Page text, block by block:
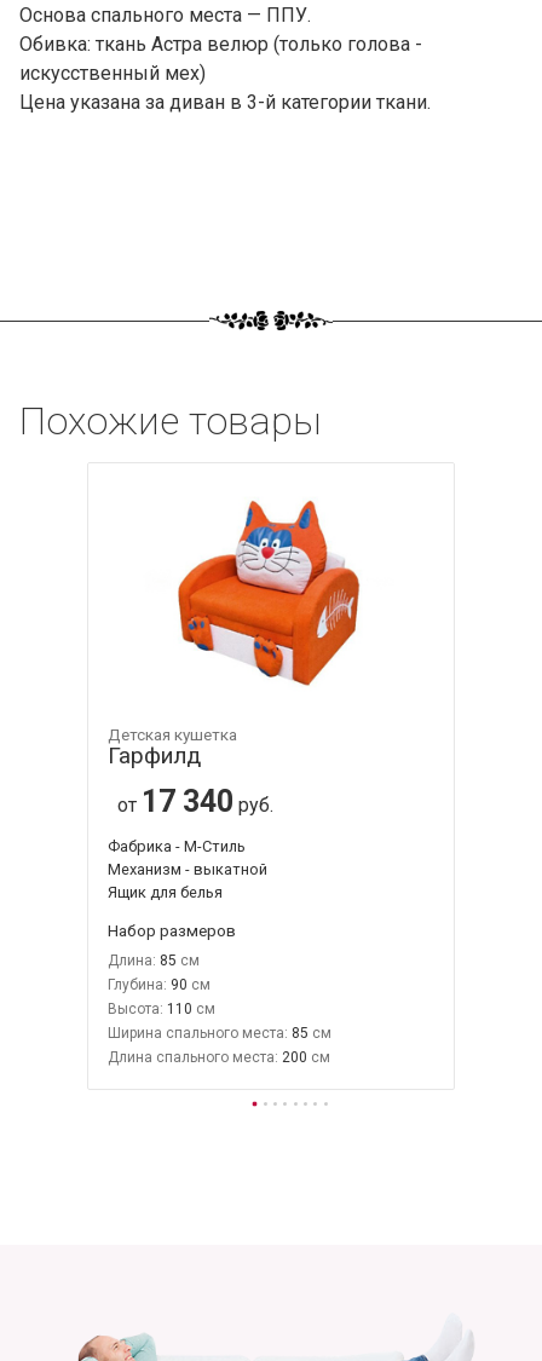
Основа спального места — ППУ.
Обивка: ткань Астра велюр (только голова -
искусственный мех)
Цена указана за диван в 3-й категории ткани.
Похожие товары
Детская кушетка
Гарфилд
от 17 340 руб.
Фабрика - М-Стиль
Механизм - выкатной
Ящик для белья
Набор размеров
Длина: 85
Глубина: 90
Высота: 110
Ширина спального места: 85
Длина спального места: 200